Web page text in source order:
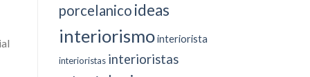
porcelanico ideas
interiorismointeriorista
interioristas interioristas